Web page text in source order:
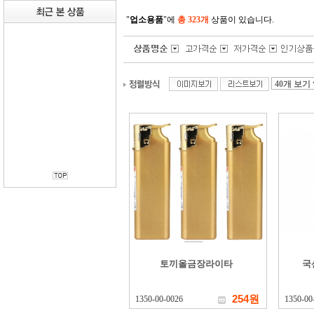
"업소용품"에 총 323개 상품이 있습니다.
토끼올금장라이타
1350-00-0026 254원
국
1350-